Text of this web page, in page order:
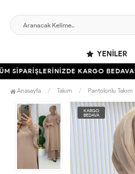
YENILER
KARGO BEDAVA!
Anasayfa Takım Pantolonlu Takım
KARGO
BEDAVA